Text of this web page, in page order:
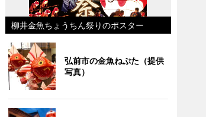
柳井金魚ちょうちん祭りのポスター
弘前市の金魚ねぷた（提供
写真）